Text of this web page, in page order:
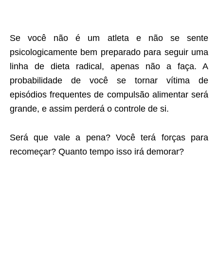
Se você não é um atleta e não se sente
psicologicamente bem preparado para seguir uma
linha de dieta radical, apenas não a faça. A
probabilidade de você se tornar vítima de
episódios frequentes de compulsão alimentar será
grande, e assim perderá o controle de si.
Será que vale a pena? Você terá forças para
recomeçar? Quanto tempo isso irá demorar?